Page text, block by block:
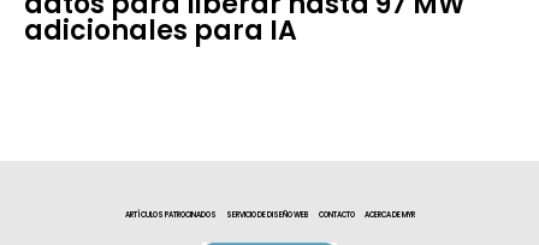
adicionales para IA
ARTÍCULOS PATROCINADOS SERVICIO DE DISEÑO WEB CONTACTO ACERCA DE MYR